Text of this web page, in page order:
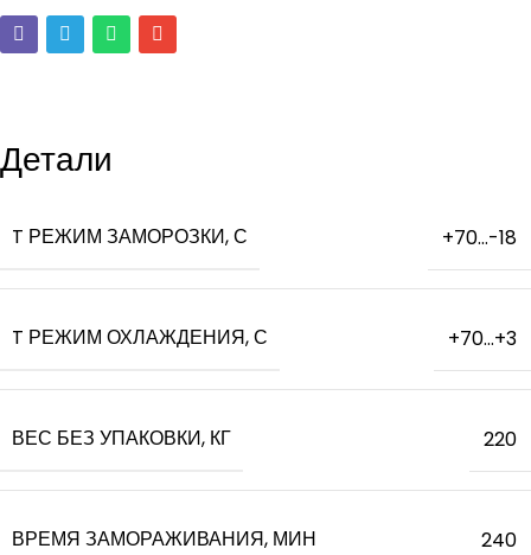
Детали
T РЕЖИМ ЗАМОРОЗКИ, С +70…-18
T РЕЖИМ ОХЛАЖДЕНИЯ, С +70…+3
ВЕС БЕЗ УПАКОВКИ, КГ 220
ВРЕМЯ ЗАМОРАЖИВАНИЯ, МИН 240